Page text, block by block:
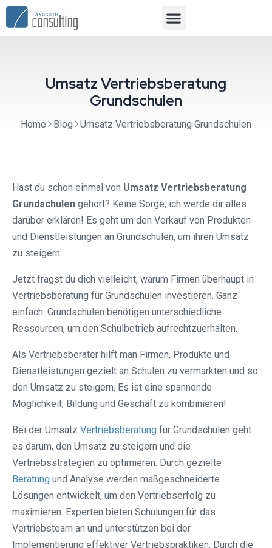
Umsatz Vertriebsberatung
Grundschulen
Home Blog Umsatz Vertriebsberatung Grundschulen
Hast du schon einmal von Umsatz Vertriebsberatung
Grundschulen gehört? Keine Sorge, ich werde dir alles
darüber erklären! Es geht um den Verkauf von Produkten
und Dienstleistungen an Grundschulen, um ihren Umsatz
zu steigern.
Jetzt fragst du dich vielleicht, warum Firmen überhaupt in
Vertriebsberatung für Grundschulen investieren. Ganz
einfach: Grundschulen benötigen unterschiedliche
Ressourcen, um den Schulbetrieb aufrechtzuerhalten.
Als Vertriebsberater hilft man Firmen, Produkte und
Dienstleistungen gezielt an Schulen zu vermarkten und so
den Umsatz zu steigern. Es ist eine spannende
Möglichkeit, Bildung und Geschäft zu kombinieren!
Bei der Umsatz Vertriebsberatung für Grundschulen geht
es darum, den Umsatz zu steigern und die
Vertriebsstrategien zu optimieren. Durch gezielte
Beratung und Analyse werden maßgeschneiderte
Lösungen entwickelt, um den Vertriebserfolg zu
maximieren. Experten bieten Schulungen für das
Vertriebsteam an und unterstützen bei der
Implementierung effektiver Vertriebspraktiken. Durch die